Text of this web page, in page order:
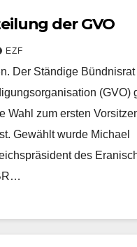
der GVO
EZF
Der Ständige
(GVO)
Wahl zum ersten
Gewählt wurde Michael
des